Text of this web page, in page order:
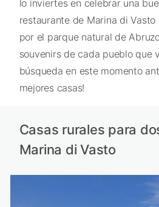
lo inviertes en celebrar una
restaurante de Marina di Vasto
por el parque natural de
souvenirs de cada pueblo que
búsqueda en este momento
mejores casas!
Casas rurales para
Marina di Vasto